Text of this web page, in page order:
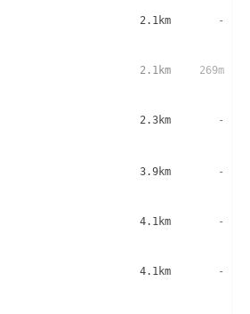
2.1km -
2.1km 269m
2.3km -
3.9km -
4.1km -
4.1km -